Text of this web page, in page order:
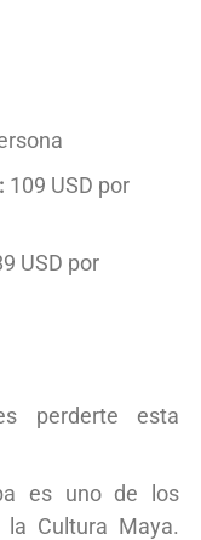
109 USD por
USD por
perderte esta
es uno de los
la Cultura Maya.